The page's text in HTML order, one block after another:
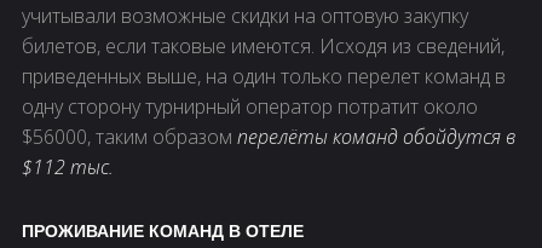
учитывали возможные скидки на оптовую закупку
билетов, если таковые имеются. Исходя из сведений,
приведенных выше, на один только перелет команд в
одну сторону турнирный оператор потратит около
$56000, таким образом перелёты команд обойдутся в
$112 тыс.
ПРОЖИВАНИЕ КОМАНД В ОТЕЛЕ